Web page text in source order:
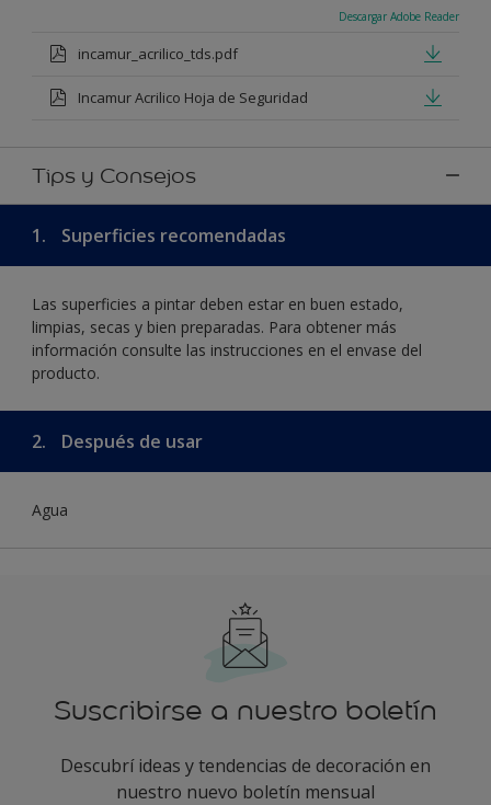
Descargar Adobe Reader
incamur_acrilico_tds.pdf
Incamur Acrilico Hoja de Seguridad
Tips y Consejos
1. Superficies recomendadas
Las superficies a pintar deben estar en buen estado,
limpias, secas y bien preparadas. Para obtener más
información consulte las instrucciones en el envase del
producto.
2. Después de usar
Agua
Suscribirse a nuestro boletín
Descubrí ideas y tendencias de decoración en
nuestro nuevo boletín mensual